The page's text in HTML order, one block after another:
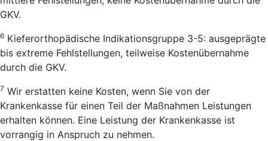
GKV.
6 Kieferorthopädische Indikationsgruppe 3-5: ausgeprägte
bis extreme Fehlstellungen, teilweise Kostenübernahme
durch die GKV.
7 Wir erstatten keine Kosten, wenn Sie von der
Krankenkasse für einen Teil der Maßnahmen Leistungen
erhalten können. Eine Leistung der Krankenkasse ist
vorrangig in Anspruch zu nehmen.